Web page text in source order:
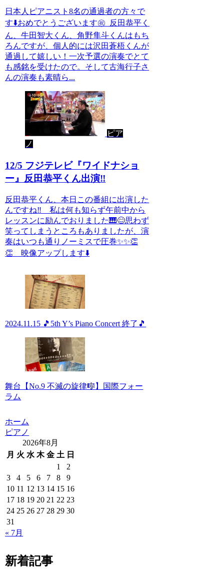
日本人ピアニスト8名の通過者の方々で
す⬇️おめでとうございます㊗️ 反田恭平く
ん、牛田智大くん、角野隼斗くんはもち
ろんですが、個人的には沢田蒼梧くんが
通過して嬉しい！一次予選の演奏でとて
も感銘を受けたので。そして古海行子さ
んの演奏も素晴ら...
ピア
ノ
12/5 フジテレビ『ワイドナショ
ー』反田恭平くん出演‼️
反田恭平くん、本日この番組に出演した
んですね‼️ 私は何も知らず午前中から
レッスンに励んでおりました🎹😊思わず
笑ってしまうところもありましたが、演
奏はいつも通りノーミスで圧巻✨✨👏
👏 映像アップします⬇️
2024.11.15 🎵5th Y’s Piano Concert 終了🎵
舞台【No.9 不滅の旋律🎼】国際フォー
ラム
ホーム
ピアノ
2026年8月
月 火 水 木 金 土 日
1
2
3
4 5 6 7 8
9
10 11 12 13 14 15 16
17 18 19 20 21 22 23
24 25 26 27 28 29 30
31
« 7月
新着記事